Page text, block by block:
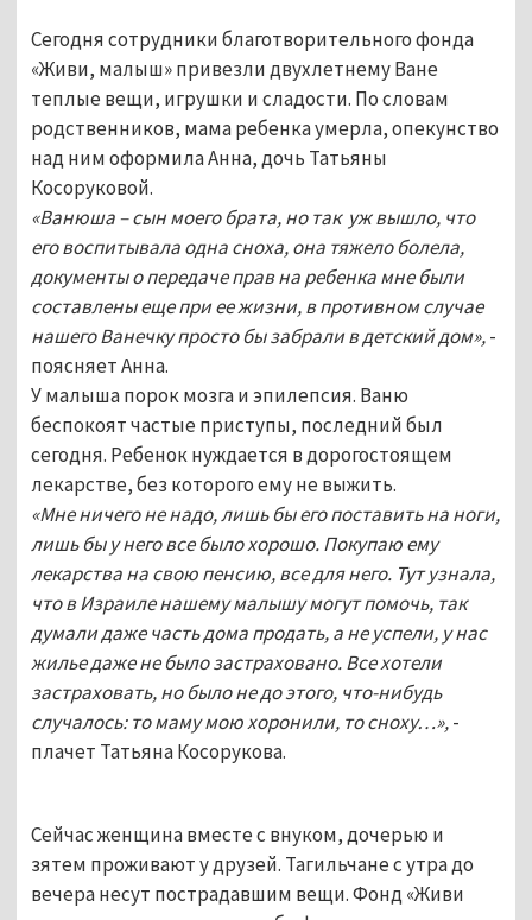
Сегодня сотрудники благотворительного фонда
«Живи, малыш» привезли двухлетнему Ване
теплые вещи, игрушки и сладости. По словам
родственников, мама ребенка умерла, опекунство
над ним оформила Анна, дочь Татьяны
Косоруковой.
«Ванюша – сын моего брата, но так уж вышло, что
его воспитывала одна сноха, она тяжело болела,
документы о передаче прав на ребенка мне были
составлены еще при ее жизни, в противном случае
нашего Ванечку просто бы забрали в детский дом»,-
поясняет Анна.
У малыша порок мозга и эпилепсия. Ваню
беспокоят частые приступы, последний был
сегодня. Ребенок нуждается в дорогостоящем
лекарстве, без которого ему не выжить.
«Мне ничего не надо, лишь бы его поставить на ноги,
лишь бы у него все было хорошо. Покупаю ему
лекарства на свою пенсию, все для него. Тут узнала,
что в Израиле нашему малышу могут помочь, так
думали даже часть дома продать, а не успели, у нас
жилье даже не было застраховано. Все хотели
застраховать, но было не до этого, что-нибудь
случалось: то маму мою хоронили, то сноху…»,-
плачет Татьяна Косорукова.
Сейчас женщина вместе с внуком, дочерью и
зятем проживают у друзей. Тагильчане с утра до
вечера несут пострадавшим вещи. Фонд «Живи